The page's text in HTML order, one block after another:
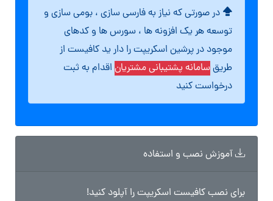
در صورتی که نیاز به فارسی سازی ، بومی سازی و
توسعه هر یک افزونه ها ، سورس ها و کدهای
موجود در پرشین اسکریپت را دار ید کافیست از
طریقسامانه پشتیبانی مشتریان اقدام به ثبت
درخواست کنید
آموزش نصب و استفاده
برای نصب کافیست اسکریپت را آپلود کنید!